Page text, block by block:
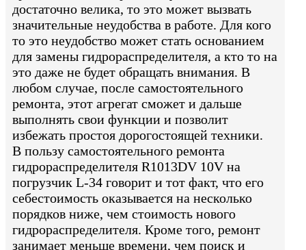
достаточно велика, то это может вызвать
значительные неудобства в работе. Для кого
то это неудобство может стать основанием
для замены гидрораспределителя, а кто то на
это даже не будет обращать внимания. В
любом случае, после самостоятельного
ремонта, этот агрегат сможет и дальше
выполнять свои функции и позволит
избежать простоя дорогостоящей техники.
В пользу самостоятельного ремонта
гидрораспределителя R1013DV 10V на
погрузчик L-34 говорит и тот факт, что его
себестоимость оказывается на несколько
порядков ниже, чем стоимость нового
гидрораспределителя. Кроме того, ремонт
занимает меньше времени, чем поиск и